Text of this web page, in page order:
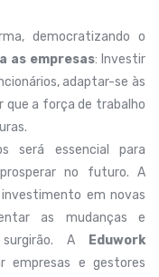
democratizando o
as empresas: Investir
adaptar-se às
que a força de trabalho
será essencial para
no futuro. A
em novas
as mudanças e
A
Eduwork
empresas e gestores